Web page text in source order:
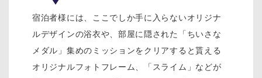
宿泊者様には、ここでしか手に入らないオリジナ
ルデザインの浴衣や、部屋に隠された「ちいさな
メダル」集めのミッションをクリアすると貰える
オリジナルフォトフレーム、「スライム」などが